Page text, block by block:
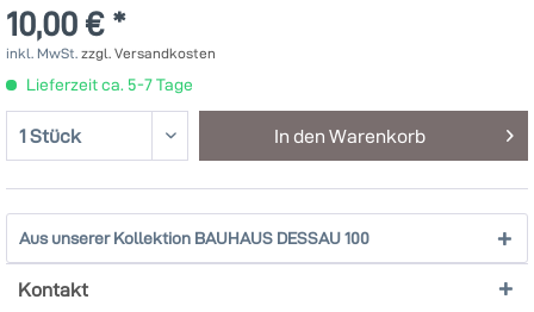
10,00 € *
inkl. MwSt. zzgl. Versandkosten
Lieferzeit ca. 5-7 Tage
In den Warenkorb
Aus unserer Kollektion BAUHAUS DESSAU 100
Kontakt